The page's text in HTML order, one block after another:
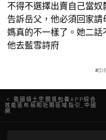
不得不選擇出賣自己當奴
告訴岳父，他必須回家請
媽真的不一樣了。她二話
他去藍雪詩府
#
文
章
我國領土空間覓包養APP綜合
效能區布局和近期區域指引_中國
網